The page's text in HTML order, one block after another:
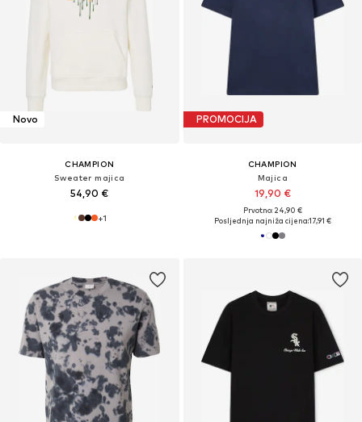
Novo
CHAMPION
Sweater majica
54,90 €
+1
PROMOCIJA
CHAMPION
Majica
19,90 €
Prvotno: 24,90 €
Posljednja najniža cijena:17,91 €